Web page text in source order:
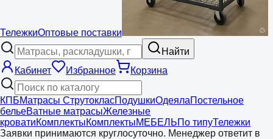
ТележкиОптовые поставки
Найти
Кабинет
Избранное Корзина
КПБМатрасы СтрутокласПодушкиОдеялаПостельное
бельеВатные матрасыЖелезные
кроватиКомплектыКомплектыМЕБЕЛЬПо типуТележки
Заявки принимаются круглосуточно. Менеджер ответит в